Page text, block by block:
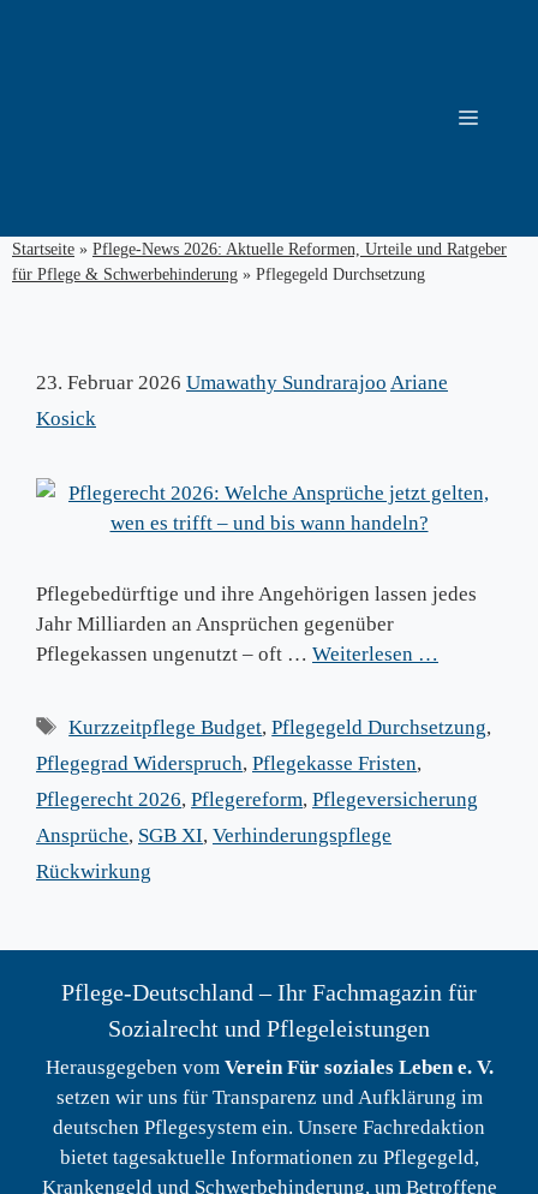
Menü
Startseite » Pflege-News 2026: Aktuelle Reformen, Urteile und Ratgeber
für Pflege & Schwerbehinderung » Pflegegeld Durchsetzung
23. Februar 2026 Umawathy Sundrarajoo Ariane
Kosick
Pflegebedürftige und ihre Angehörigen lassen jedes
Jahr Milliarden an Ansprüchen gegenüber
Pflegekassen ungenutzt – oft … Weiterlesen …
Schlagwörter
Kurzzeitpflege Budget,Pflegegeld Durchsetzung,
Pflegegrad Widerspruch, Pflegekasse Fristen,
Pflegerecht 2026, Pflegereform, Pflegeversicherung
Ansprüche, SGB XI, Verhinderungspflege
Rückwirkung
Pflege-Deutschland – Ihr Fachmagazin für
Sozialrecht und Pflegeleistungen
Herausgegeben vom Verein Für soziales Leben e. V.
setzen wir uns für Transparenz und Aufklärung im
deutschen Pflegesystem ein. Unsere Fachredaktion
bietet tagesaktuelle Informationen zu Pflegegeld,
Krankengeld und Schwerbehinderung, um Betroffene